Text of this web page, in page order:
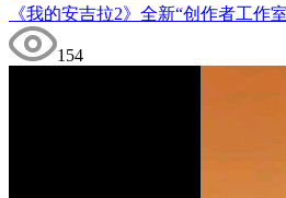
《我的安吉拉2》全新“创作者工作
154